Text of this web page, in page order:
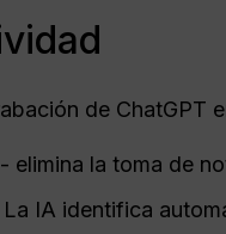
de ChatGPT
- elimina la toma de
IA identifica